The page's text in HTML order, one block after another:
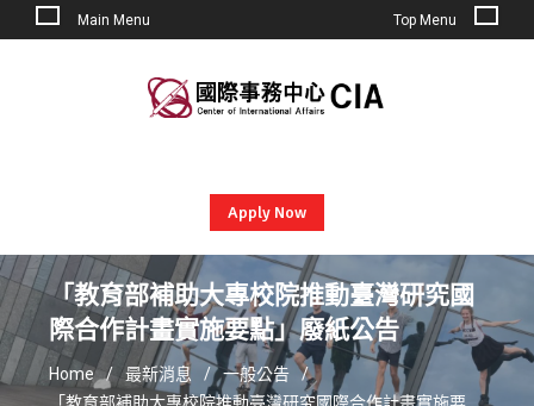
Main Menu Top Menu
Apply Now
「教育部補助大專校院推動臺灣研究國
際合作計畫實施要點」廢紙公告
Home 最新消息
一般公告